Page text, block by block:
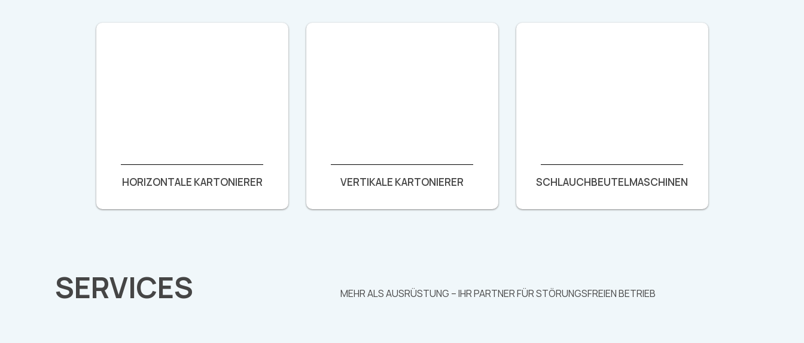
HORIZONTALE KARTONIERER VERTIKALE KARTONIERER SCHLAUCHBEUTELMASCHINEN
SERVICES MEHR ALS AUSRÜSTUNG – IHR PARTNER FÜR STÖRUNGSFREIEN BETRIEB